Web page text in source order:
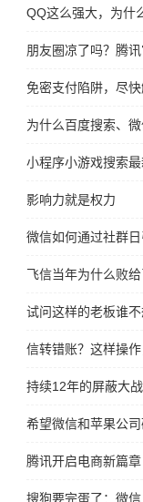
QQ这么强大，为什
朋友圈凉了吗？腾讯
免密支付陷阱，尽
为什么百度搜索、
小程序小游戏搜索最
影响力就是权力
微信如何通过社群
飞信当年为什么败
试问这样的老板谁
信转错账？这样操
持续12年的屏蔽大
希望微信和苹果公
腾讯开启电商新篇
搜狗要完蛋了：微